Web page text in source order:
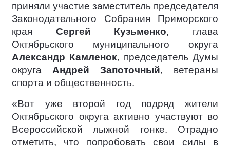
приняли участие заместитель председателя
Законодательного Собрания Приморского
края Сергей Кузьменко, глава
Октябрьского муниципального округа
Александр Камленок, председатель Думы
округа Андрей Запоточный, ветераны
спорта и общественность.
«Вот уже второй год подряд жители
Октябрьского округа активно участвуют во
Всероссийской лыжной гонке. Отрадно
отметить, что попробовать свои силы в